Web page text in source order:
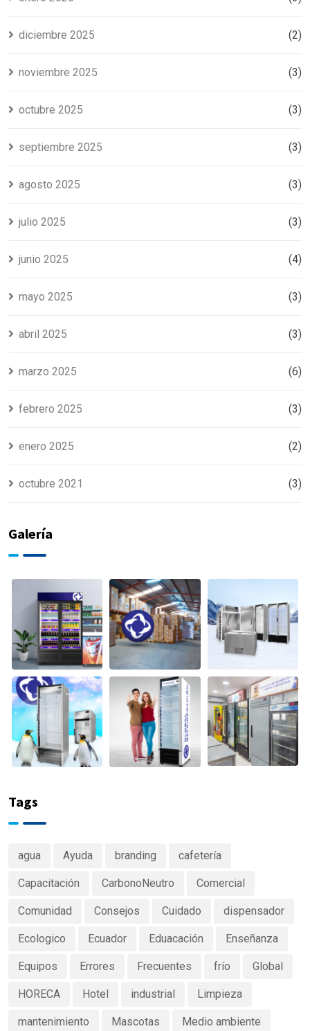
diciembre 2025 (2)
noviembre 2025 (3)
octubre 2025 (3)
septiembre 2025 (3)
agosto 2025 (3)
julio 2025 (3)
junio 2025 (4)
mayo 2025 (3)
abril 2025 (3)
marzo 2025 (6)
febrero 2025 (3)
enero 2025 (2)
octubre 2021 (3)
Galería
Tags
agua Ayuda branding cafetería
Capacitación CarbonoNeutro Comercial
Comunidad Consejos Cuidado dispensador
Ecologico Ecuador Eduacación Enseñanza
Equipos Errores Frecuentes frío Global
HORECA Hotel industrial Limpieza
mantenimiento Mascotas Medio ambiente